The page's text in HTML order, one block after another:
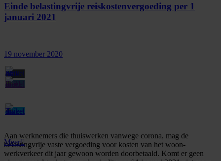
Einde belastingvrije reiskostenvergoeding per 1
januari 2021
19 november 2020
Aan werknemers die thuiswerken vanwege corona, mag de
belastingvrije vaste vergoeding voor kosten van het woon-
werkverkeer dit jaar gewoon worden doorbetaald. Komt er geen
Meer